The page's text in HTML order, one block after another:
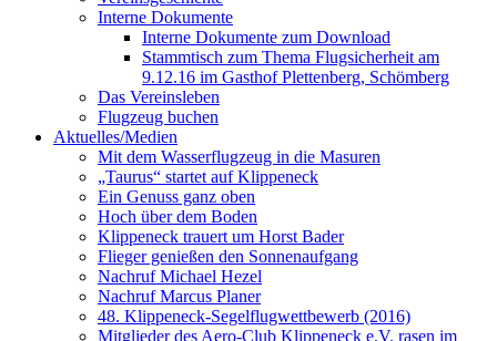
Interne Dokumente
Interne Dokumente zum Download
Stammtisch zum Thema Flugsicherheit am
9.12.16 im Gasthof Plettenberg, Schömberg
Das Vereinsleben
Flugzeug buchen
Aktuelles/Medien
Mit dem Wasserflugzeug in die Masuren
„Taurus“ startet auf Klippeneck
Ein Genuss ganz oben
Hoch über dem Boden
Klippeneck trauert um Horst Bader
Flieger genießen den Sonnenaufgang
Nachruf Michael Hezel
Nachruf Marcus Planer
48. Klippeneck-Segelflugwettbewerb (2016)
Mitglieder des Aero-Club Klippeneck e.V. rasen im